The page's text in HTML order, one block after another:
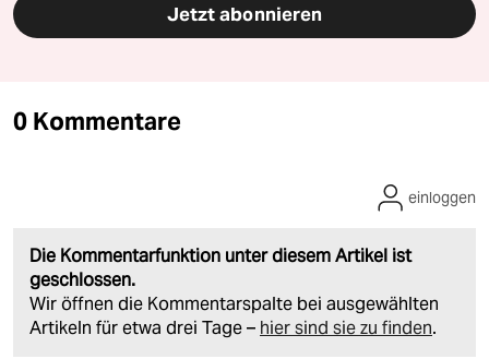
Jetzt abonnieren
0 Kommentare
Die Kommentarfunktion unter diesem Artikel ist
geschlossen.
Wir öffnen die Kommentarspalte bei ausgewählten
Artikeln für etwa drei Tage – hier sind sie zu finden.
einloggen